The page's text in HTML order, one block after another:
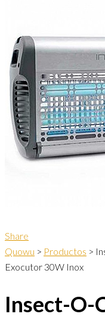
Share
Quowu > Productos >
Exocutor 30W Inox
Insect-O-